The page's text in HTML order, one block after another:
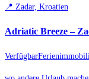
📍 Zadar, Kroatien
Adriatic Breeze –
Verfügbar